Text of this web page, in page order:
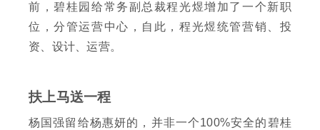
前，碧桂园给常务副总裁程光煜增加了一个新职
位，分管运营中心，自此，程光煜统管营销、投
资、设计、运营。
扶上马送一程
杨国强留给杨惠妍的，并非一个100%安全的碧桂